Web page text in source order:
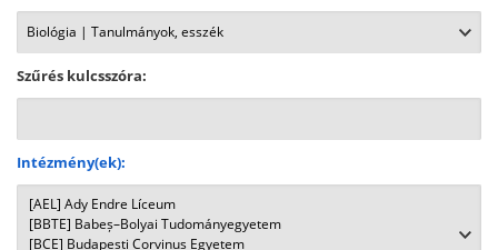
Szűrés kulcsszóra:
Intézmény(ek):